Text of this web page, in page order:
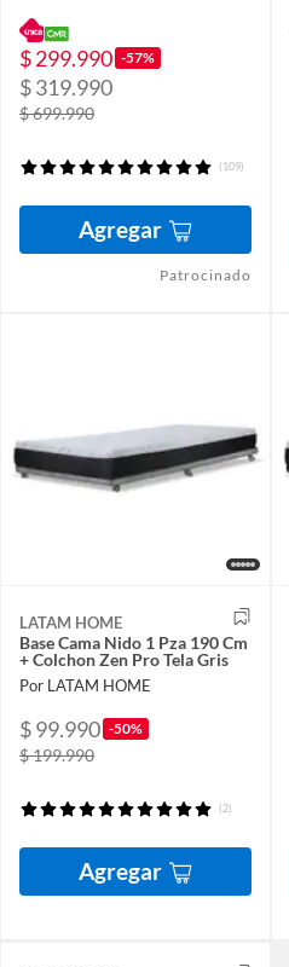
$ 299.990 -57%
$ 319.990
$ 699.990
(109)
Agregar
Patrocinado
LATAM HOME
Base Cama Nido 1 Pza 190 Cm
+ Colchon Zen Pro Tela Gris
Por LATAM HOME
$ 99.990 -50%
$ 199.990
(2)
Agregar